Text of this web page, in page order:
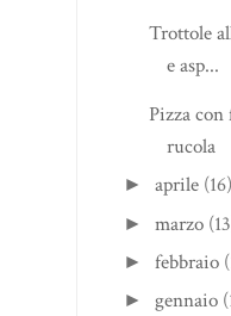
Trottole
e asp...
Pizza
rucola
►aprile (16)
►marzo
►febbraio
►gennaio